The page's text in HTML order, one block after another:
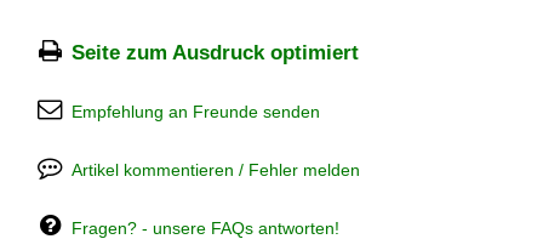
Seite zum Ausdruck optimiert
Empfehlung an Freunde senden
Artikel kommentieren / Fehler melden
Fragen? - unsere FAQs antworten!